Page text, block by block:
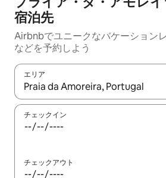
宿⁠泊⁠先
Airbnbでユニークなバ⁠ケ⁠ー⁠シ⁠ョ⁠ン
な⁠ど⁠を予⁠約⁠し⁠よ⁠う
エリア
検索結果が表示されたら、上下の矢
チェックイン
チェックアウト